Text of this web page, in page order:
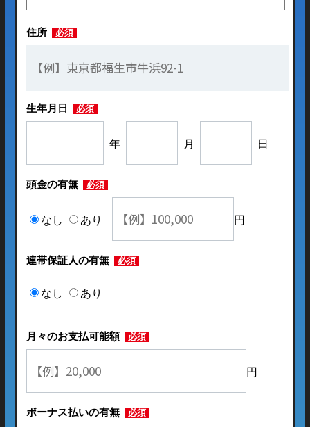
住所 必須
生年月日 必須
年 月 日
頭金の有無 必須
なし あり 円
連帯保証人の有無 必須
なし あり
月々のお支払可能額 必須
円
ボーナス払いの有無 必須